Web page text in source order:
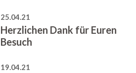
25.04.21
Herzlichen Dank für Euren
Besuch
19.04.21